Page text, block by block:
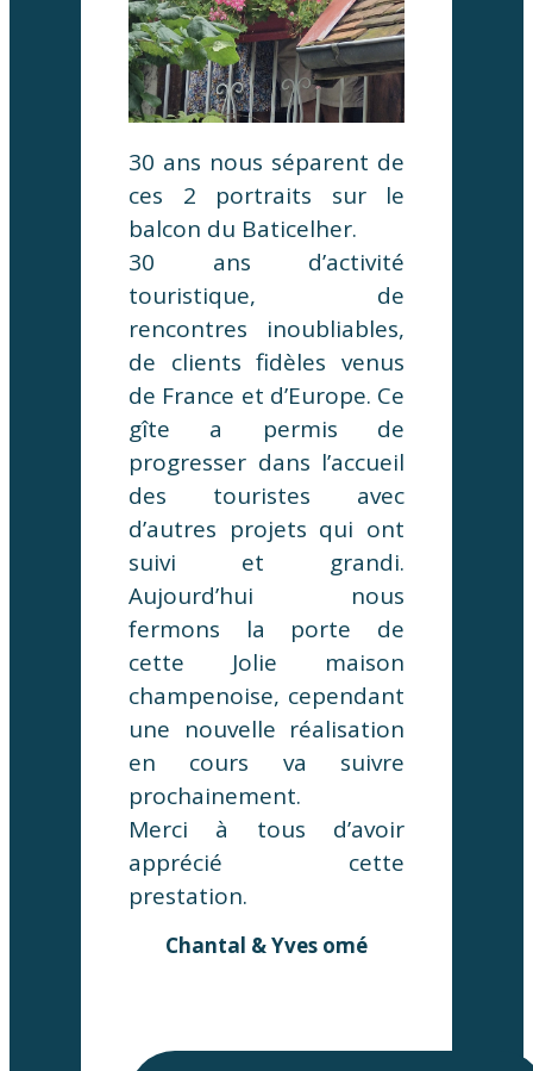
30 ans nous séparent de
ces 2 portraits sur le
balcon du Baticelher.
30 ans d’activité
touristique, de
rencontres inoubliables,
de clients fidèles venus
de France et d’Europe. Ce
gîte a permis de
progresser dans l’accueil
des touristes avec
d’autres projets qui ont
suivi et grandi.
Aujourd’hui nous
fermons la porte de
cette Jolie maison
champenoise, cependant
une nouvelle réalisation
en cours va suivre
prochainement.
Merci à tous d’avoir
apprécié cette
prestation.
Chantal & Yves omé